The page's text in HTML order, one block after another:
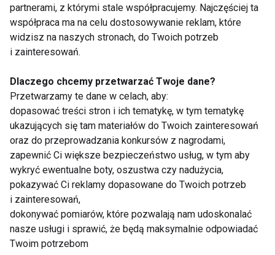
Wyrażam zgodę na otrzymywanie informacji
handlowej drogą elektroniczną na podany adres e-mail
Prywatności.
ZAPISZ SIĘ
REDAKCJA
partnerami, z którymi stale współpracujemy. Najczęściej ta
współpraca ma na celu dostosowywanie reklam, które
widzisz na naszych stronach, do Twoich potrzeb
i zainteresowań.
Dlaczego chcemy przetwarzać Twoje dane?
Przetwarzamy te dane w celach, aby:
dopasować treści stron i ich tematykę, w tym tematykę
ukazujących się tam materiałów do Twoich zainteresowań
oraz do przeprowadzania konkursów z nagrodami,
zapewnić Ci większe bezpieczeństwo usług, w tym aby
wykryć ewentualne boty, oszustwa czy nadużycia,
pokazywać Ci reklamy dopasowane do Twoich potrzeb
i zainteresowań,
dokonywać pomiarów, które pozwalają nam udoskonalać
nasze usługi i sprawić, że będą maksymalnie odpowiadać
Twoim potrzebom